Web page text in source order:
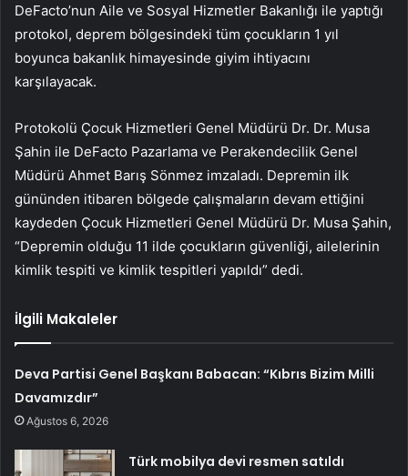
DeFacto’nun Aile ve Sosyal Hizmetler Bakanlığı ile yaptığı
protokol, deprem bölgesindeki tüm çocukların 1 yıl
boyunca bakanlık himayesinde giyim ihtiyacını
karşılayacak.
Protokolü Çocuk Hizmetleri Genel Müdürü Dr. Dr. Musa
Şahin ile DeFacto Pazarlama ve Perakendecilik Genel
Müdürü Ahmet Barış Sönmez imzaladı. Depremin ilk
gününden itibaren bölgede çalışmaların devam ettiğini
kaydeden Çocuk Hizmetleri Genel Müdürü Dr. Musa Şahin,
“Depremin olduğu 11 ilde çocukların güvenliği, ailelerinin
kimlik tespiti ve kimlik tespitleri yapıldı” dedi.
İlgili Makaleler
Deva Partisi Genel Başkanı Babacan: “Kıbrıs Bizim Milli
Davamızdır”
Ağustos 6, 2026
Türk mobilya devi resmen satıldı